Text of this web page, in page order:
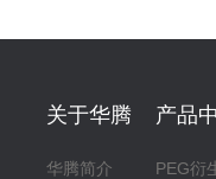
关于华腾
华腾简介
产品
PEG衍